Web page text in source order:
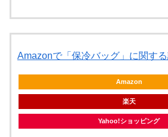
Amazonで「保冷バッグ」に関す
Amazon
楽天
Yahoo!ショッピング